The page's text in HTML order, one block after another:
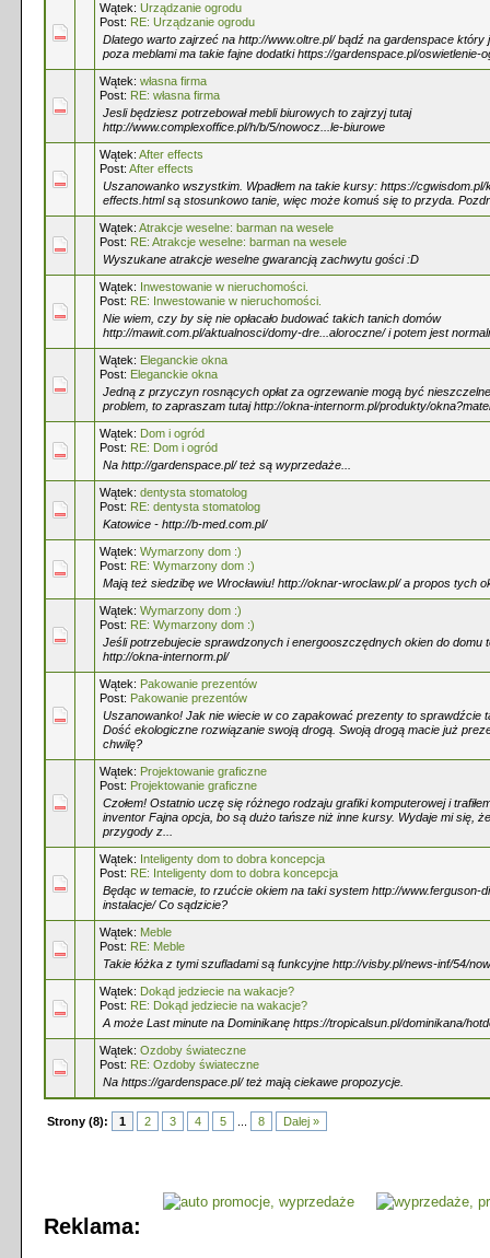
Wątek: Urządzanie ogrodu
Post: RE: Urządzanie ogrodu
Dlatego warto zajrzeć na http://www.oltre.pl/ bądź na gardenspace który
poza meblami ma takie fajne dodatki https://gardenspace.pl/oswietlenie-
Wątek: własna firma
Post: RE: własna firma
Jesli będziesz potrzebował mebli biurowych to zajrzyj tutaj
http://www.complexoffice.pl/h/b/5/nowocz...le-biurowe
Wątek: After effects
Post: After effects
Uszanowanko wszystkim. Wpadłem na takie kursy: https://
effects.html są stosunkowo tanie, więc może komuś się to przyda.
Wątek: Atrakcje weselne: barman na wesele
Post: RE: Atrakcje weselne: barman na wesele
Wyszukane atrakcje weselne gwarancją zachwytu gości :D
Wątek: Inwestowanie w nieruchomości.
Post: RE: Inwestowanie w nieruchomości.
Nie wiem, czy by się nie opłacało budować takich tanich domów
http://mawit.com.pl/aktualnosci/domy-dre...aloroczne/ i potem jest
Wątek: Eleganckie okna
Post: Eleganckie okna
Jedną z przyczyn rosnących opłat za ogrzewanie mogą być
problem, to zapraszam tutaj http://okna-internorm.pl/produkty/
Wątek: Dom i ogród
Post: RE: Dom i ogród
Na http://gardenspace.pl/ też są wyprzedaże...
Wątek: dentysta stomatolog
Post: RE: dentysta stomatolog
Katowice - http://b-med.com.pl/
Wątek: Wymarzony dom :)
Post: RE: Wymarzony dom :)
Mają też siedzibę we Wrocławiu! http://oknar-wroclaw.pl/ a propos tych
Wątek: Wymarzony dom :)
Post: RE: Wymarzony dom :)
Jeśli potrzebujecie sprawdzonych i energooszczędnych okien do domu
http://okna-internorm.pl/
Wątek: Pakowanie prezentów
Post: Pakowanie prezentów
Uszanowanko! Jak nie wiecie w co zapakować prezenty to sprawdźcie
Dość ekologiczne rozwiązanie swoją drogą. Swoją drogą macie już
chwilę?
Wątek: Projektowanie graficzne
Post: Projektowanie graficzne
Czołem! Ostatnio uczę się różnego rodzaju grafiki komputerowej i
inventor Fajna opcja, bo są dużo tańsze niż inne kursy. Wydaje mi się,
przygody z...
Wątek: Inteligenty dom to dobra koncepcja
Post: RE: Inteligenty dom to dobra koncepcja
Będąc w temacie, to rzućcie okiem na taki system http://www.ferguson-
instalacje/ Co sądzicie?
Wątek: Meble
Post: RE: Meble
Takie łóżka z tymi szufladami są funkcyjne http://visby.pl/news-inf/54/
Wątek: Dokąd jedziecie na wakacje?
Post: RE: Dokąd jedziecie na wakacje?
A może Last minute na Dominikanę https://tropicalsun.pl/dominikana/
Wątek: Ozdoby świateczne
Post: RE: Ozdoby świateczne
Na https://gardenspace.pl/ też mają ciekawe propozycje.
Strony (8): 1 2 3 4 5 8 Dalej »
Reklama: